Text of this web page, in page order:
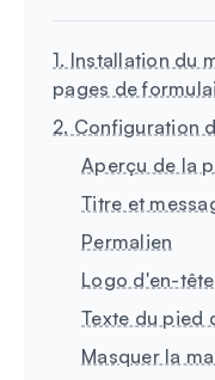
1. Installation du
pages de
2. Configuration
Aperçu de la
Titre et
Permalien
Logo d'en-tête
Texte du pied
Masquer la